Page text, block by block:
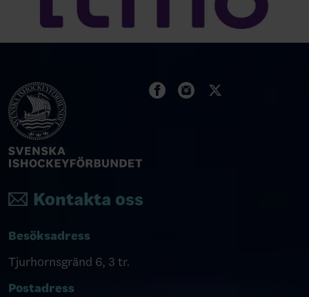
Kontakta oss
Besöksadress
Tjurhornsgränd 6, 3 tr.
Postadress